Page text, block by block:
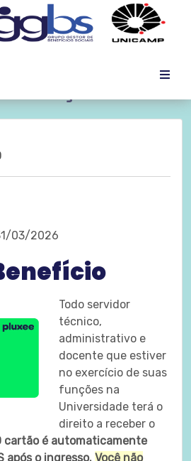
03/2026
Todo servidor
técnico,
administrativo e
docente que estiver
no exercício de suas
funções na
Universidade terá o
direito a receber o
cartão é automaticamente
após o ingresso. Você não